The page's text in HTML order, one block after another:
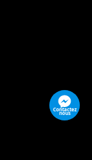
Contactez
nous